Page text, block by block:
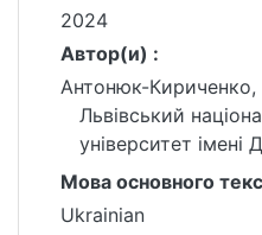
2024
Автор(и) :
Антонюк-Кириченко,
Львівський
університет імені
Мова основного
Ukrainian